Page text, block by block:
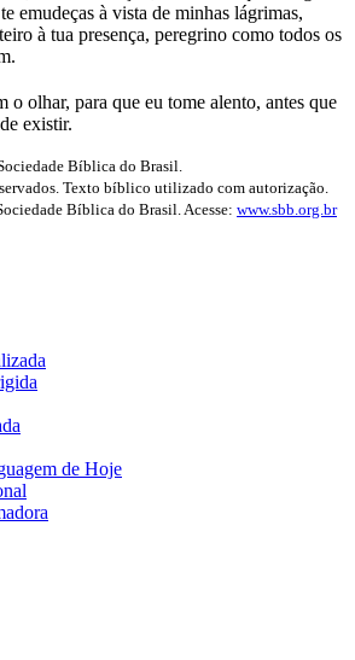
emudeças à vista de minhas lágrimas,
à tua presença, peregrino como todos os
o olhar, para que eu tome alento, antes que
existir.
Bíblica do Brasil.
Texto bíblico utilizado com autorização.
Bíblica do Brasil. Acesse: www.sbb.org.br
de Hoje